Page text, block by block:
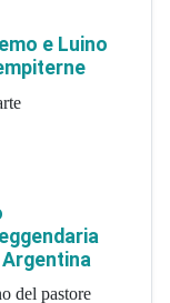
e Luino